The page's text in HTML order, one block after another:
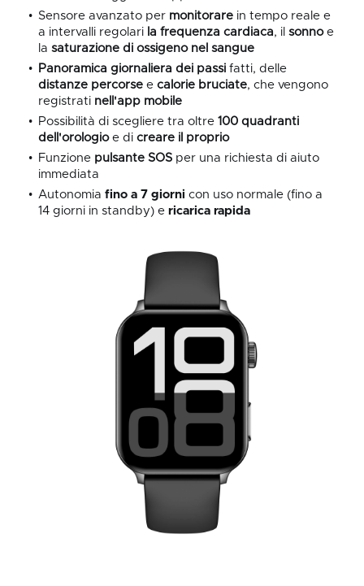
Sensore avanzato per monitorare in tempo reale e
a intervalli regolari la frequenza cardiaca, il sonno e
la saturazione di ossigeno nel sangue
Panoramica giornaliera dei passi fatti, delle
distanze percorse e calorie bruciate, che vengono
registrati nell'app mobile
Possibilità di scegliere tra oltre 100 quadranti
dell'orologioe di creare il proprio
Funzione pulsante SOS per una richiesta di aiuto
immediata
Autonomia fino a 7 giorni con uso normale (fino a
14 giorni in standby) e ricarica rapida